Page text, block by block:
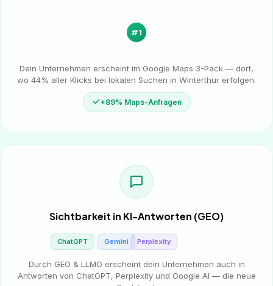
#1
Dein Unternehmen erscheint im Google Maps 3-Pack — dort,
wo 44% aller Klicks bei lokalen Suchen in Winterthur erfolgen.
+89% Maps-Anfragen
Sichtbarkeit in KI-Antworten (GEO)
ChatGPT Gemini Perplexity
Durch GEO & LLMO erscheint dein Unternehmen auch in
Antworten von ChatGPT, Perplexity und Google AI — die neue